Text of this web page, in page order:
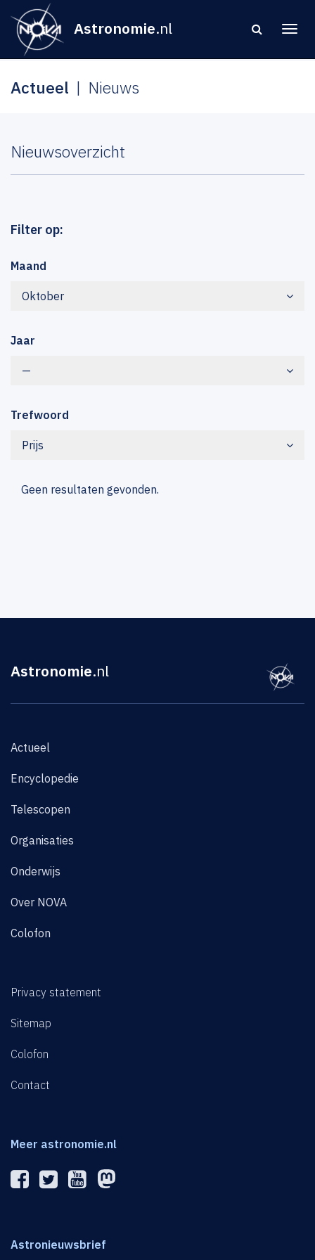
Astronomie.nl
Actueel Nieuws
Nieuwsoverzicht
Filter op:
Maand
Oktober
Jaar
—
Trefwoord
Prijs
Geen resultaten gevonden.
Astronomie.nl
Actueel
Encyclopedie
Telescopen
Organisaties
Onderwijs
Over NOVA
Colofon
Privacy statement
Sitemap
Colofon
Contact
Meer astronomie.nl
Astronieuwsbrief